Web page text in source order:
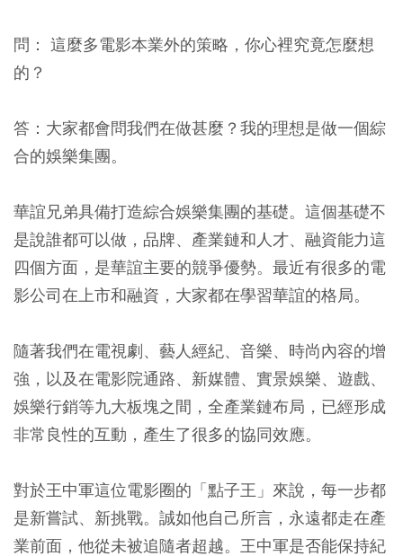
問： 這麼多電影本業外的策略，你心裡究竟怎麼想
的？
答：大家都會問我們在做甚麼？我的理想是做一個綜
合的娛樂集團。
華誼兄弟具備打造綜合娛樂集團的基礎。這個基礎不
是說誰都可以做，品牌、產業鏈和人才、融資能力這
四個方面，是華誼主要的競爭優勢。最近有很多的電
影公司在上市和融資，大家都在學習華誼的格局。
隨著我們在電視劇、藝人經紀、音樂、時尚內容的增
強，以及在電影院通路、新媒體、實景娛樂、遊戲、
娛樂行銷等九大板塊之間，全產業鏈布局，已經形成
非常良性的互動，產生了很多的協同效應。
對於王中軍這位電影圈的「點子王」來說，每一步都
是新嘗試、新挑戰。誠如他自己所言，永遠都走在產
業前面，他從未被追隨者超越。王中軍是否能保持紀